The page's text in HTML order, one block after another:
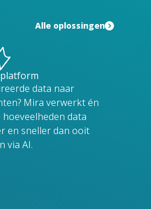
Alle oplossingen
data naar
Mira verwerkt én
data
en sneller dan ooit
via AI.